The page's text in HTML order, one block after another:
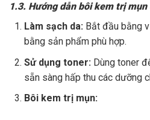
1.3. Hướng dẫn bôi kem trị
Làm sạch da: Bắt đầu bằng
bằng sản phẩm phù hợp.
Sử dụng toner: Dùng toner
sẵn sàng hấp thu các dưỡng
Bôi kem trị mụn: